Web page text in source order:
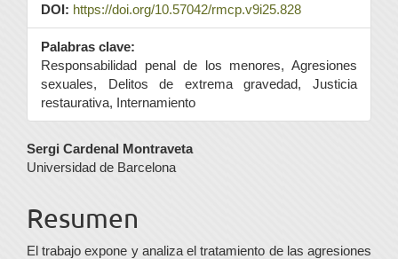
DOI: https://doi.org/10.57042/rmcp.v9i25.828
Palabras clave:
Responsabilidad penal de los menores, Agresiones
sexuales, Delitos de extrema gravedad, Justicia
restaurativa, Internamiento
Contenido
principal
del
artículo
Sergi Cardenal Montraveta
Universidad de Barcelona
Resumen
El trabajo expone y analiza el tratamiento de las agresiones